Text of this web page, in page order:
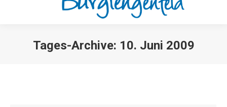
Tages-Archive: 10. Juni 2009